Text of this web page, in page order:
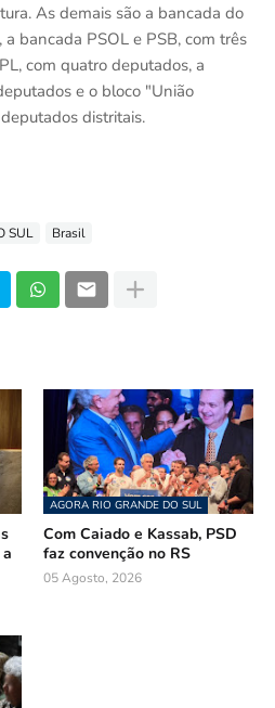
As demais são a bancada do
bancada PSOL e PSB, com três
com quatro deputados, a
e o bloco "União
distritais.
SUL Brasil
AGORA RIO GRANDE DO SUL
Com Caiado e Kassab, PSD
faz convenção no RS
05 Agosto, 2026